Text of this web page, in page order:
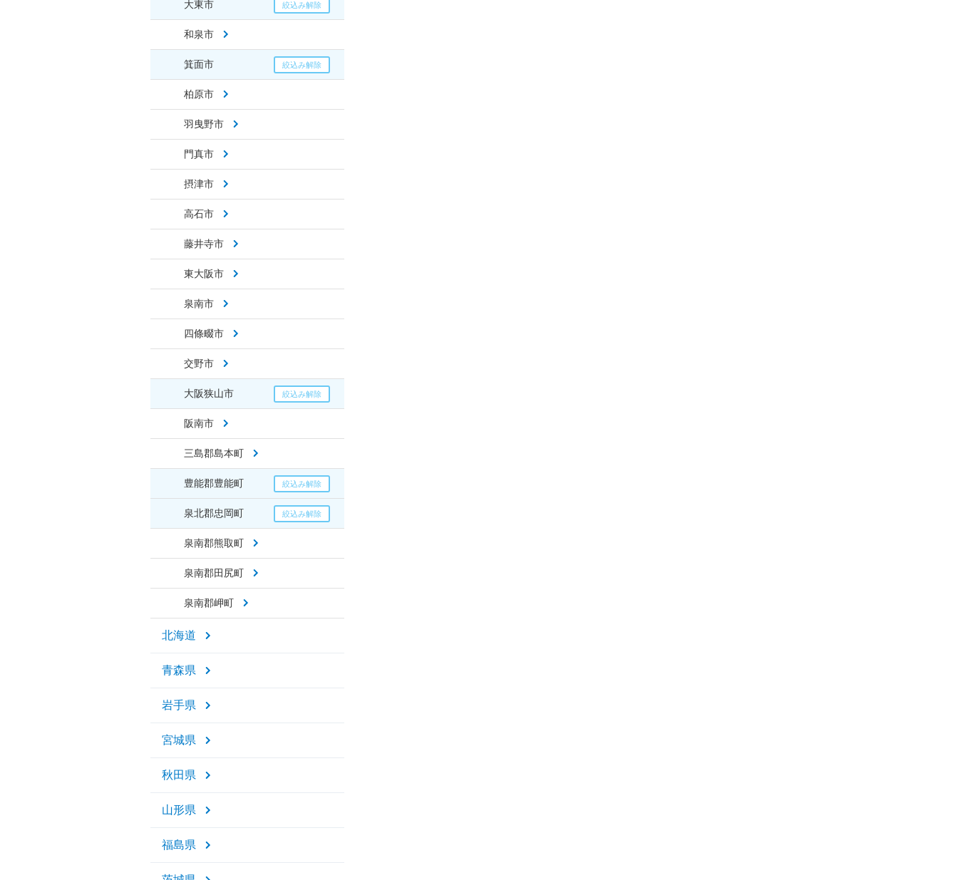
大東市
和泉市
箕面市
柏原市
羽曳野市
門真市
摂津市
高石市
藤井寺市
東大阪市
泉南市
四條畷市
交野市
大阪狭山市
阪南市
三島郡島本町
豊能郡豊能町
泉北郡忠岡町
泉南郡熊取町
泉南郡田尻町
泉南郡岬町
北海道
青森県
岩手県
宮城県
秋田県
山形県
福島県